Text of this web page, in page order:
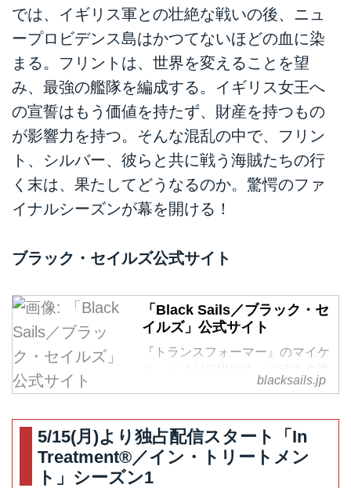
では、イギリス軍との壮絶な戦いの後、ニュ
ープロビデンス島はかつてないほどの血に染
まる。フリントは、世界を変えることを望
み、最強の艦隊を編成する。イギリス女王へ
の宣誓はもう価値を持たず、財産を持つもの
が影響力を持つ。そんな混乱の中で、フリン
ト、シルバー、彼らと共に戦う海賊たちの行
く末は、果たしてどうなるのか。驚愕のファ
イナルシーズンが幕を開ける！
ブラック・セイルズ公式サイト
「Black Sails／ブラック・セ
イルズ」公式サイト
『トランスフォーマー』のマイケ
ル・ベイが仕掛ける、ド迫力の海
賊アドベンチャー！米大人気ドラ
島」の20年前を舞台に、美しきカ
リブ海に浮かぶ無法者たちのパラ
ダイスで、財宝を巡って荒くれ者
たちのむき出しの欲望が、激しく
blacksails.jp
5/15(月)より独占配信スタート「In
Treatment®／イン・トリートメン
ト」シーズン1